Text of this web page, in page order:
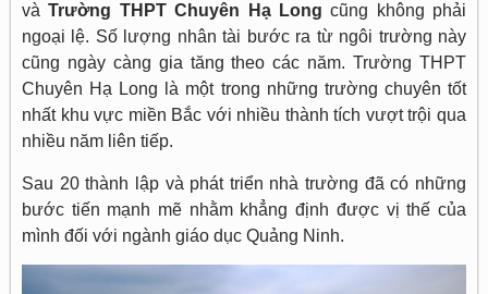
vàTrường THPT Chuyên Hạ Long cũng không phải
ngoại lệ. Số lượng nhân tài bước ra từ ngôi trường này
cũng ngày càng gia tăng theo các năm. Trường THPT
Chuyên Hạ Long là một trong những trường chuyên tốt
nhất khu vực miền Bắc với nhiều thành tích vượt trội qua
nhiều năm liên tiếp.
Sau 20 thành lập và phát triển nhà trường đã có những
bước tiến mạnh mẽ nhằm khẳng định được vị thế của
mình đối với ngành giáo dục Quảng Ninh.